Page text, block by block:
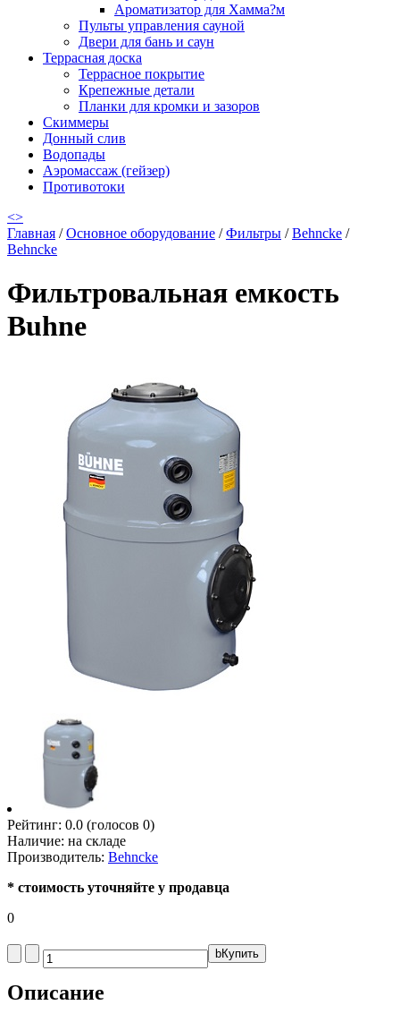
Ароматизатор для Хамма?м
Пульты управления сауной
Двери для бань и саун
Террасная доска
Террасное покрытие
Крепежные детали
Планки для кромки и зазоров
Скиммеры
Донный слив
Водопады
Аэромассаж (гейзер)
Противотоки
<>
Главная /Основное оборудование /Фильтры /Behncke /
Behncke
Фильтровальная емкость
Buhne
Рейтинг: 0.0 (голосов 0)
Наличие: на складе
Производитель: Behncke
* стоимость уточняйте у продавца
0
bКупить
Описание